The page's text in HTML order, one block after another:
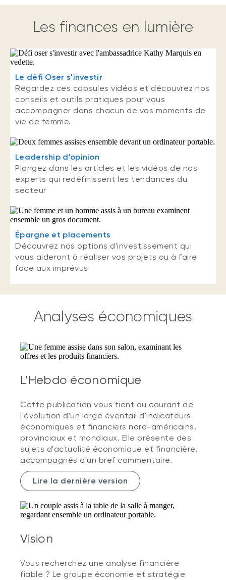
Les finances en lumière
Le défi Oser s'investir
Regardez ces capsules vidéos et découvrez nos
conseils et outils pratiques pour vous
accompagner dans chacun de vos moments de
vie de femme.
Leadership d’opinion
Plongez dans les articles et les vidéos de nos
experts qui redéfinissent les tendances du
secteur
Épargne et placements
Découvrez nos options d'investissement qui
vous aideront à réaliser vos projets ou à faire
face aux imprévus
Analyses économiques
L'Hebdo économique
Cette publication vous tient au courant de
l'évolution d'un large éventail d'indicateurs
économiques et financiers nord-américains,
provinciaux et mondiaux. Elle présente des
sujets d'actualité économique et financière,
accompagnés d'un bref commentaire.
Lire la dernière version
Vision
Vous recherchez une analyse financière
fiable ? Le groupe économie et stratégie